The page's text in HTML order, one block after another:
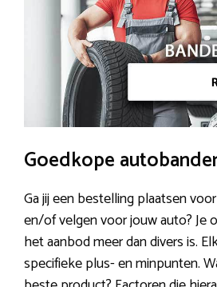
Goedkope
Ga jij een bestelling plaatsen
en/of velgen voor jouw auto? Je
het aanbod meer dan divers is.
specifieke plus- en minpunten.